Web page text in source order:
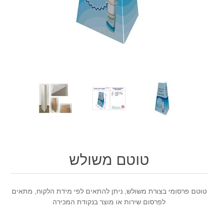
טוטם משולש
טוטם פרסומי בצורת משולש, ניתן להתאים לפי מידת הלקוח, מתאים
לפרסום שירות או מוצר בנקודת המכירה